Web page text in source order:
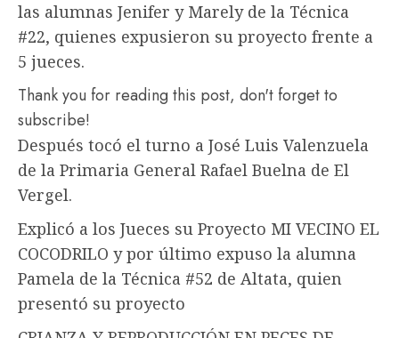
las alumnas Jenifer y Marely de la Técnica
#22, quienes expusieron su proyecto frente a
5 jueces.
Thank you for reading this post, don't forget to
subscribe!
Después tocó el turno a José Luis Valenzuela
de la Primaria General Rafael Buelna de El
Vergel.
Explicó a los Jueces su Proyecto MI VECINO EL
COCODRILO y por último expuso la alumna
Pamela de la Técnica #52 de Altata, quien
presentó su proyecto